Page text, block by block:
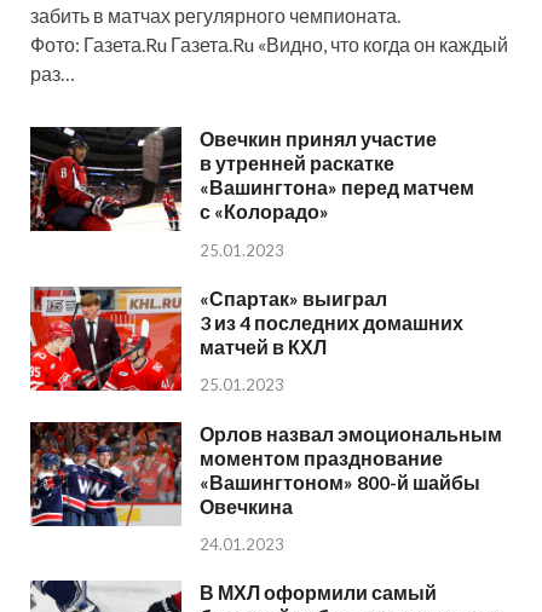
забить в матчах регулярного чемпионата.
Фото: Газета.Ru Газета.Ru «Видно, что когда он каждый
раз…
Овечкин принял участие
в утренней раскатке
«Вашингтона» перед матчем
с «Колорадо»
25.01.2023
«Спартак» выиграл
3 из 4 последних домашних
матчей в КХЛ
25.01.2023
Орлов назвал эмоциональным
моментом празднование
«Вашингтоном» 800-й шайбы
Овечкина
24.01.2023
В МХЛ оформили самый